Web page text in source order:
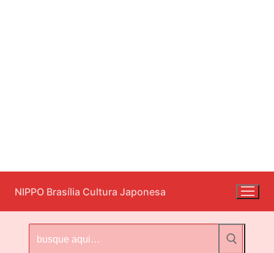
para
o
conteúdo
NIPPO Brasília Cultura Japonesa
por: